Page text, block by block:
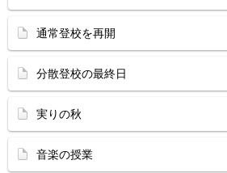
通常登校を再開
分散登校の最終日
実りの秋
音楽の授業